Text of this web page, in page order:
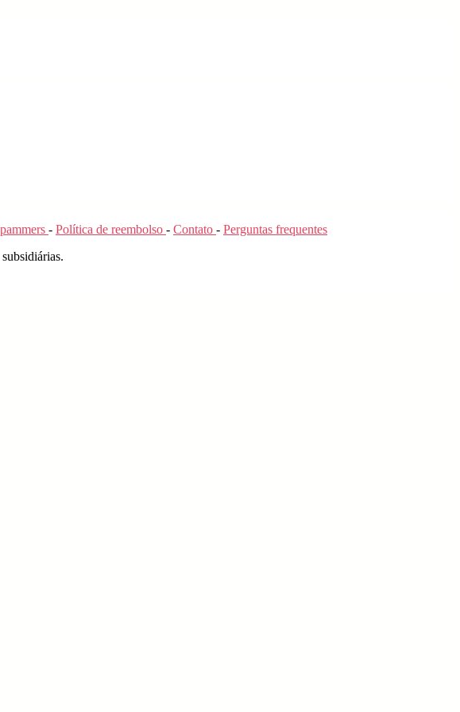
- Política de reembolso - Contato - Perguntas frequentes